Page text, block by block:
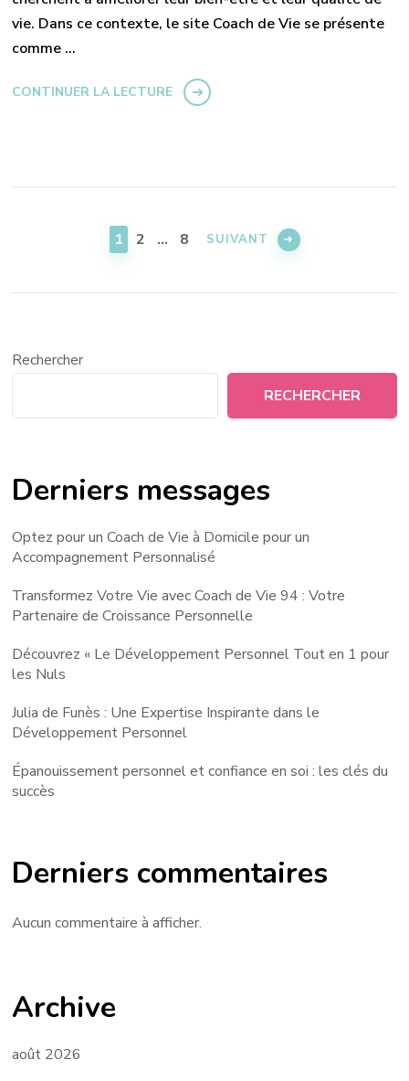
vie. Dans ce contexte, le site Coach de Vie se présente
comme …
CONTINUER LA LECTURE
PAGE
1 PAGE
2 … PAGE
8 SUIVANT
Rechercher
RECHERCHER
Derniers messages
Optez pour un Coach de Vie à Domicile pour un
Accompagnement Personnalisé
Transformez Votre Vie avec Coach de Vie 94 : Votre
Partenaire de Croissance Personnelle
Découvrez « Le Développement Personnel Tout en 1 pour
les Nuls
Julia de Funès : Une Expertise Inspirante dans le
Développement Personnel
Épanouissement personnel et confiance en soi : les clés du
succès
Derniers commentaires
Aucun commentaire à afficher.
Archive
août 2026